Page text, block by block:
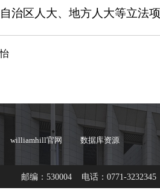
治区人大、地方人大等立法
williamhill官网 数据库资源
邮编：530004 电话：0771-